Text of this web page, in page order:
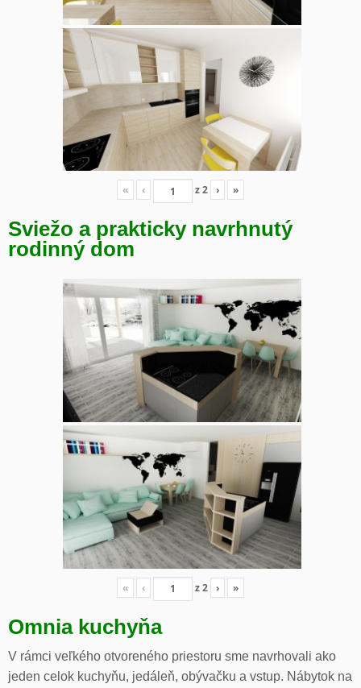
« ‹ z2 › »
Sviežo a prakticky navrhnutý
rodinný dom
« ‹ z2 › »
Omnia kuchyňa
V rámci veľkého otvoreného priestoru sme navrhovali ako
jeden celok kuchyňu, jedáleň, obývačku a vstup. Nábytok na